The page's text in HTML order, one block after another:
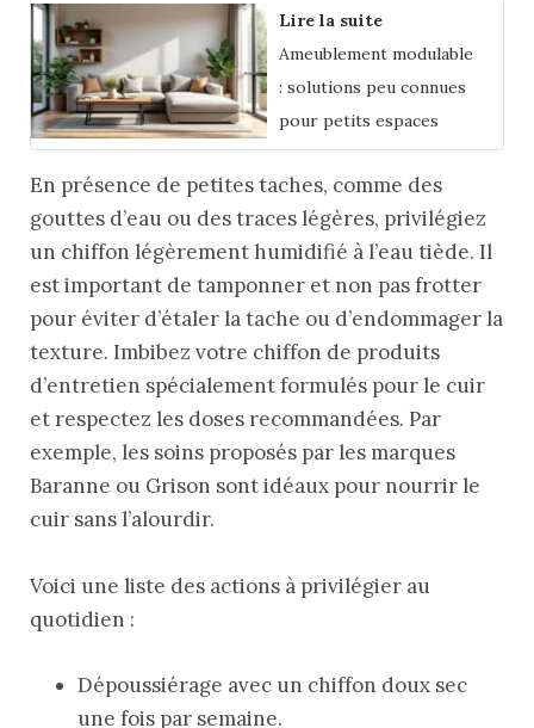
Lire la suite
Ameublement modulable
: solutions peu connues
pour petits espaces
En présence de petites taches, comme des
gouttes d’eau ou des traces légères, privilégiez
un chiffon légèrement humidifié à l’eau tiède. Il
est important de tamponner et non pas frotter
pour éviter d’étaler la tache ou d’endommager la
texture. Imbibez votre chiffon de produits
d’entretien spécialement formulés pour le cuir
et respectez les doses recommandées. Par
exemple, les soins proposés par les marques
Baranne ou Grison sont idéaux pour nourrir le
cuir sans l’alourdir.
Voici une liste des actions à privilégier au
quotidien :
Dépoussiérage avec un chiffon doux sec
une fois par semaine.